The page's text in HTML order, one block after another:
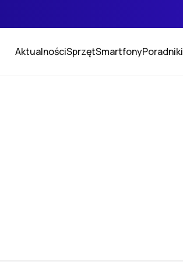
AktualnościSprzętSmartfonyPoradniki